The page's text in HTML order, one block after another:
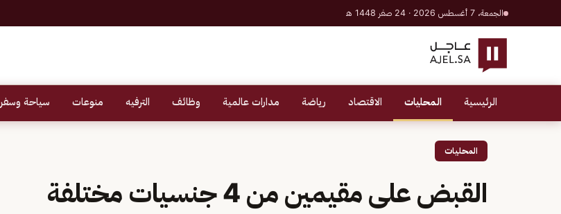
الجمعة، 7 أغسطس 2026 · 24 صفر 1448 هـ
الرئيسية المحليات الاقتصاد رياضة مدارات عالمية وظائف الترفيه منوعات سياحة وسفر
المحليات
القبض على مقيمين من 4 جنسيات مختلفة